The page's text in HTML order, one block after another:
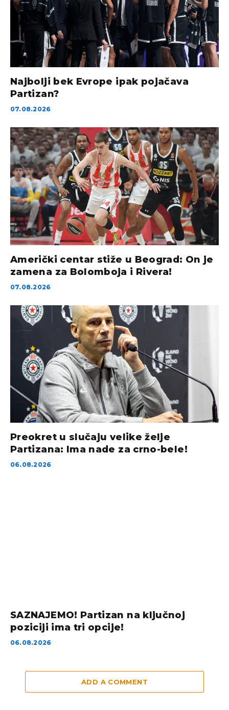
Najbolji bek Evrope ipak pojačava
Partizan?
07.08.2026
Američki centar stiže u Beograd: On je
zamena za Bolomboja i Rivera!
07.08.2026
Preokret u slučaju velike želje
Partizana: Ima nade za crno-bele!
06.08.2026
SAZNAJEMO! Partizan na ključnoj
poziciji ima tri opcije!
06.08.2026
ADD A COMMENT